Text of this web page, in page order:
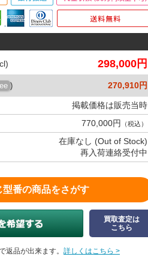
298,000円
) 270,910円
掲載価格は販売当時
770,000円
（税込）
在庫なし (Out of Stock)
再入荷連絡受付中
型番の商品をさがす
買取査定は
こちら
返品が出来ます。 詳しくはこちら >